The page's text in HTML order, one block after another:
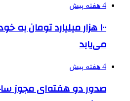
4 هفته پیش
۱۰۰ هزار میلیارد تومان
می‌یابد
4 هفته پیش
صدور دو هفته‌ای مجوز